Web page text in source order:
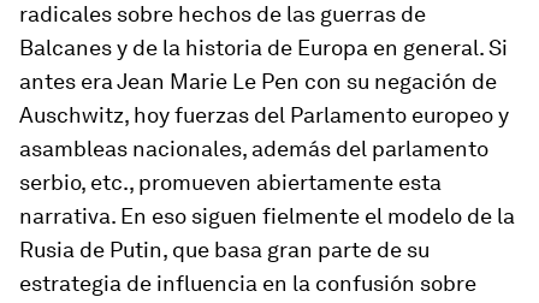
radicales sobre hechos de las guerras de
Balcanes y de la historia de Europa en general. Si
antes era Jean Marie Le Pen con su negación de
Auschwitz, hoy fuerzas del Parlamento europeo y
asambleas nacionales, además del parlamento
serbio, etc., promueven abiertamente esta
narrativa. En eso siguen fielmente el modelo de la
Rusia de Putin, que basa gran parte de su
estrategia de influencia en la confusión sobre